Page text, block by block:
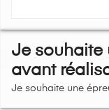
Je souhaite
avant
Je souhaite une